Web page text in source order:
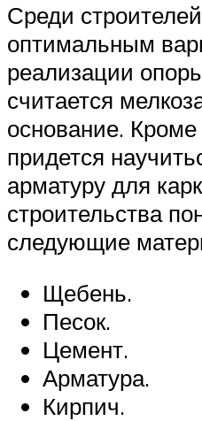
Среди
оптимальным
реализации
считается
основание. Кроме
придется
арматуру для
строительства
следующие
Щебень.
Песок.
Цемент.
Арматура.
Кирпич.